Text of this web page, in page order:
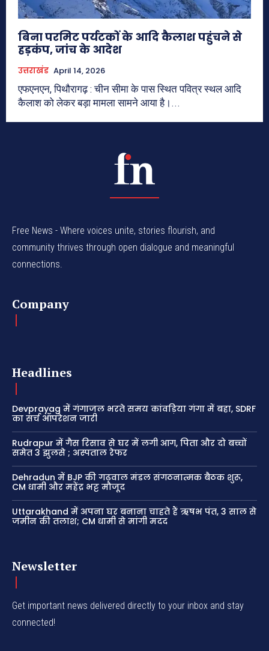
बिना परमिट पर्यटकों के आदि कैलाश पहुंचने से
हड़कंप, जांच के आदेश
उत्तराखंड April 14, 2026
एफएनएन, पिथौरागढ़ : चीन सीमा के पास स्थित पवित्र स्थल आदि
कैलाश को लेकर बड़ा मामला सामने आया है।...
Free News - Where voices unite, stories flourish, and
community thrives through open dialogue and meaningful
connections.
Company
Headlines
Devprayag में गंगाजल भरते समय कांवड़िया गंगा में बहा, SDRF
का सर्च ऑपरेशन जारी
Rudrapur में गैस रिसाव से घर में लगी आग, पिता और दो बच्चों
समेत 3 झुलसे ; अस्पताल रेफर
Dehradun में BJP की गढ़वाल मंडल संगठनात्मक बैठक शुरू,
CM धामी और महेंद्र भट्ट मौजूद
Uttarakhand में अपना घर बनाना चाहते हैं ऋषभ पंत, 3 साल से
जमीन की तलाश; CM धामी से मांगी मदद
Newsletter
Get important news delivered directly to your inbox and stay
connected!